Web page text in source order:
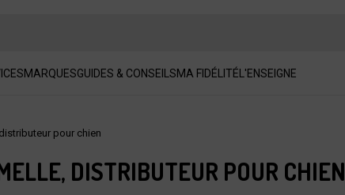
MARQUESGUIDES & CONSEILSMA FIDÉLITÉL'ENSEIGNE
pour chien
DISTRIBUTEUR POUR CHIEN